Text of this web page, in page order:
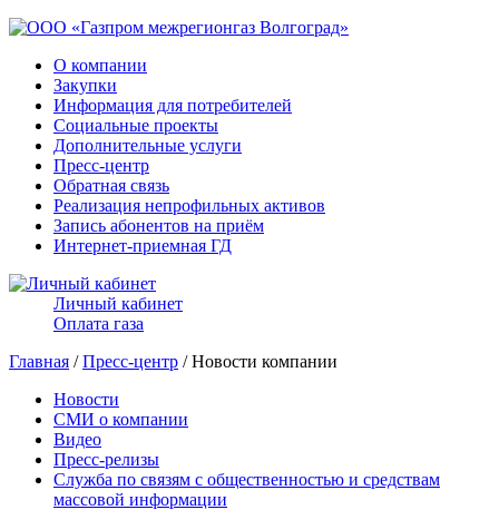
О компании
Закупки
Информация для потребителей
Социальные проекты
Дополнительные услуги
Пресс-центр
Обратная связь
Реализация непрофильных активов
Запись абонентов на приём
Интернет-приемная ГД
Личный кабинет
Оплата газа
Главная /Пресс-центр / Новости компании
Новости
СМИ о компании
Видео
Пресс-релизы
Служба по связям с общественностью и средствам
массовой информации